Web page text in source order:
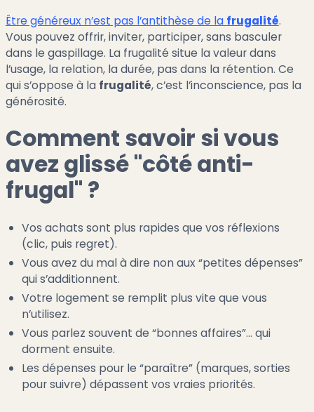
Être généreux n’est pas l’antithèse de la frugalité.
Vous pouvez offrir, inviter, participer, sans basculer
dans le gaspillage. La frugalité situe la valeur dans
l’usage, la relation, la durée, pas dans la rétention. Ce
qui s’oppose à la frugalité, c’est l’inconscience, pas la
générosité.
Comment savoir si vous
avez glissé "côté anti-
frugal" ?
Vos achats sont plus rapides que vos réflexions
(clic, puis regret).
Vous avez du mal à dire non aux “petites dépenses”
qui s’additionnent.
Votre logement se remplit plus vite que vous
n’utilisez.
Vous parlez souvent de “bonnes affaires”… qui
dorment ensuite.
Les dépenses pour le “paraître” (marques, sorties
pour suivre) dépassent vos vraies priorités.